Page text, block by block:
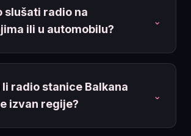
slušati radio na
ili u automobilu?
⌄
li radio stanice Balkana
izvan regije?
⌄